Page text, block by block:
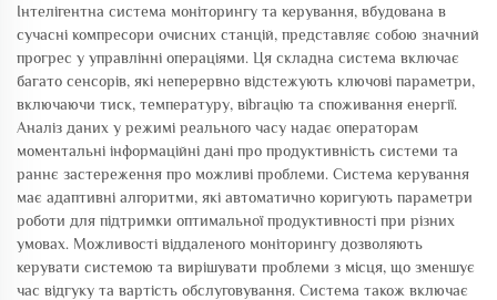
Інтелігентна система моніторингу та керування, вбудована в
сучасні компресори очисних станцій, представляє собою значний
прогрес у управлінні операціями. Ця складна система включає
багато сенсорів, які неперервно відстежують ключові параметри,
включаючи тиск, температуру, вibrацію та споживання енергії.
Аналіз даних у режимі реального часу надає операторам
моментальні інформаційні дані про продуктивність системи та
раннє застереження про можливі проблеми. Система керування
має адаптивні алгоритми, які автоматично коригують параметри
роботи для підтримки оптимальної продуктивності при різних
умовах. Можливості віддаленого моніторингу дозволяють
керувати системою та вирішувати проблеми з місця, що зменшує
час відгуку та вартість обслуговування. Система також включає